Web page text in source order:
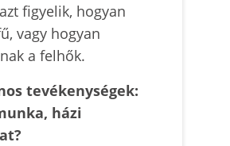
figyelik, hogyan
vagy hogyan
a felhők.
tevékenységek:
házi